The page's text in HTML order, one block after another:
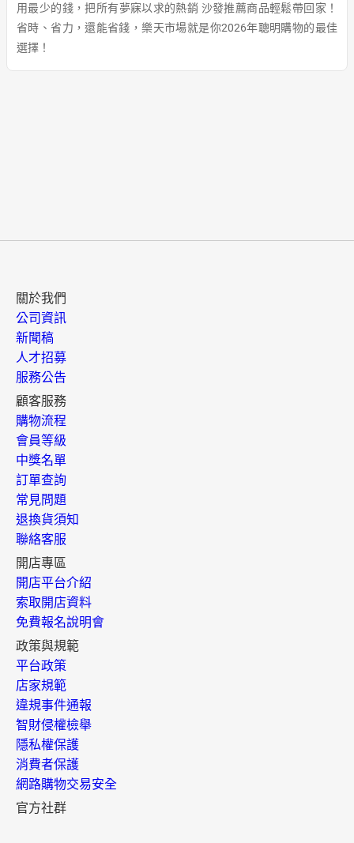
用最少的錢，把所有夢寐以求的熱銷 沙發推薦商品輕鬆帶回家！
省時、省力，還能省錢，樂天市場就是你2026年聰明購物的最佳
選擇！
關於我們
公司資訊
新聞稿
人才招募
服務公告
顧客服務
購物流程
會員等級
中獎名單
訂單查詢
常見問題
退換貨須知
聯絡客服
開店專區
開店平台介紹
索取開店資料
免費報名說明會
政策與規範
平台政策
店家規範
違規事件通報
智財侵權檢舉
隱私權保護
消費者保護
網路購物交易安全
官方社群